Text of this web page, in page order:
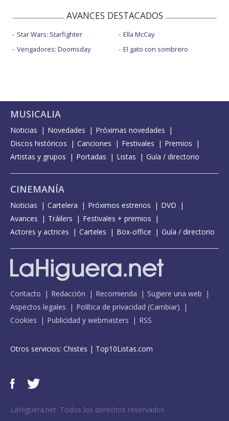
AVANCES DESTACADOS
Star Wars: Starfighter
Vengadores: Doomsday
Ella McCay
El gato con sombrero
MUSICALIA
Noticias Novedades
Próximas novedades
Discos históricos
Canciones Festivales
Premios
Artistas y grupos
Portadas Listas Guía / directorio
CINEMANÍA
Noticias Cartelera Próximos estrenos
DVD
Avances
Tráilers
Festivales + premios
Actores y actrices
Carteles Box-office Guía / directorio
Contacto Redacción Recomienda
Sugiere una web
Aspectos legales
Política de privacidad (Cambiar)
Cookies
Publicidad y webmasters RSS
Otros servicios: Chistes | Top10Listas.com
LaHiguera.net. Todos los derechos reservados